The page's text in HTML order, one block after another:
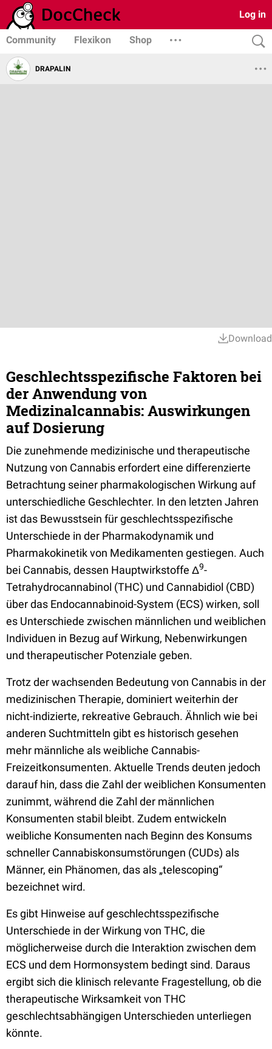
Log in
Community Flexikon Shop
DRAPALIN
Download
Geschlechtsspezifische Faktoren bei
der Anwendung von
Medizinalcannabis: Auswirkungen
auf Dosierung
Die zunehmende medizinische und therapeutische
Nutzung von Cannabis erfordert eine differenzierte
Betrachtung seiner pharmakologischen Wirkung auf
unterschiedliche Geschlechter. In den letzten Jahren
ist das Bewusstsein für geschlechtsspezifische
Unterschiede in der Pharmakodynamik und
Pharmakokinetik von Medikamenten gestiegen. Auch
bei Cannabis, dessen Hauptwirkstoffe Δ9-
Tetrahydrocannabinol (THC) und Cannabidiol (CBD)
über das Endocannabinoid-System (ECS) wirken, soll
es Unterschiede zwischen männlichen und weiblichen
Individuen in Bezug auf Wirkung, Nebenwirkungen
und therapeutischer Potenziale geben.
Trotz der wachsenden Bedeutung von Cannabis in der
medizinischen Therapie, dominiert weiterhin der
nicht-indizierte, rekreative Gebrauch. Ähnlich wie bei
anderen Suchtmitteln gibt es historisch gesehen
mehr männliche als weibliche Cannabis-
Freizeitkonsumenten. Aktuelle Trends deuten jedoch
darauf hin, dass die Zahl der weiblichen Konsumenten
zunimmt, während die Zahl der männlichen
Konsumenten stabil bleibt. Zudem entwickeln
weibliche Konsumenten nach Beginn des Konsums
schneller Cannabiskonsumstörungen (CUDs) als
Männer, ein Phänomen, das als „telescoping“
bezeichnet wird.
Es gibt Hinweise auf geschlechtsspezifische
Unterschiede in der Wirkung von THC, die
möglicherweise durch die Interaktion zwischen dem
ECS und dem Hormonsystem bedingt sind. Daraus
ergibt sich die klinisch relevante Fragestellung, ob die
therapeutische Wirksamkeit von THC
geschlechtsabhängigen Unterschieden unterliegen
könnte.